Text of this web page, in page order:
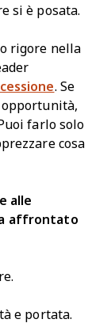
si è posata.
rigore nella
. Se
farlo solo
cosa
alle
affrontato
e portata.